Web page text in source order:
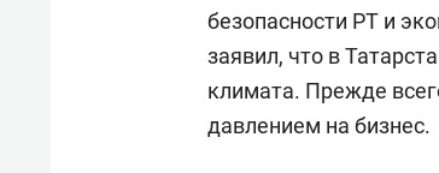
безопасности РТ и
заявил, что в
климата. Прежде
давлением на бизнес.
Как ГК «МИР ГРУПП» и ВТБ
создают оазис жилого